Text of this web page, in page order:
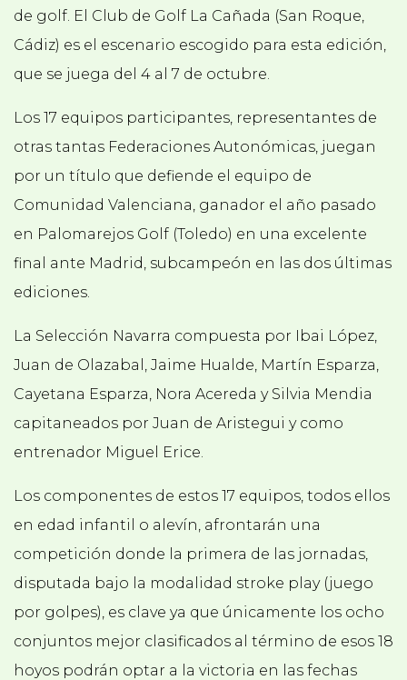
de golf. El Club de Golf La Cañada (San Roque,
Cádiz) es el escenario escogido para esta edición,
que se juega del 4 al 7 de octubre.
Los 17 equipos participantes, representantes de
otras tantas Federaciones Autonómicas, juegan
por un título que defiende el equipo de
Comunidad Valenciana, ganador el año pasado
en Palomarejos Golf (Toledo) en una excelente
final ante Madrid, subcampeón en las dos últimas
ediciones.
La Selección Navarra compuesta por Ibai López,
Juan de Olazabal, Jaime Hualde, Martín Esparza,
Cayetana Esparza, Nora Acereda y Silvia Mendia
capitaneados por Juan de Aristegui y como
entrenador Miguel Erice.
Los componentes de estos 17 equipos, todos ellos
en edad infantil o alevín, afrontarán una
competición donde la primera de las jornadas,
disputada bajo la modalidad stroke play (juego
por golpes), es clave ya que únicamente los ocho
conjuntos mejor clasificados al término de esos 18
hoyos podrán optar a la victoria en las fechas